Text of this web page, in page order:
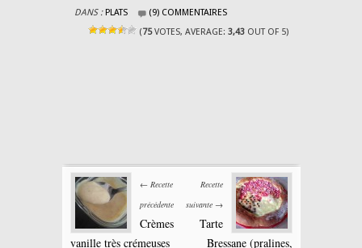
DANS : PLATS
(9) COMMENTAIRES
(75VOTES, AVERAGE: 3,43OUT OF 5)
← Recette
précédente
Crèmes
vanille très crémeuses
Recette
suivante →
Tarte
Bressane (pralines,